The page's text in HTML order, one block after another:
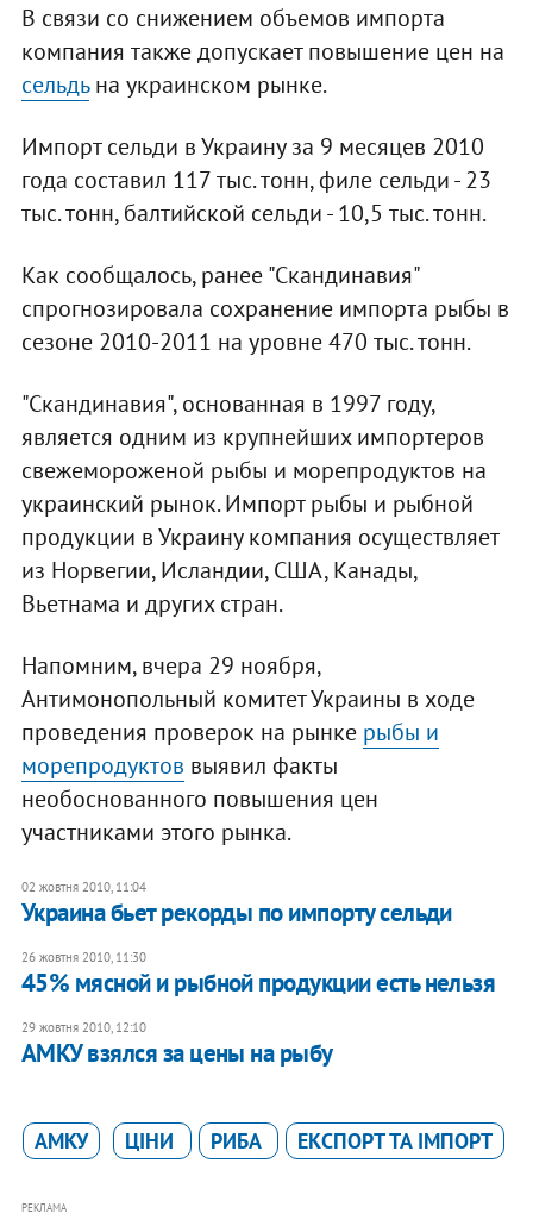
В связи со снижением объемов импорта
компания также допускает повышение цен на
сельдьна украинском рынке.
Импорт сельди в Украину за 9 месяцев 2010
года составил 117 тыс. тонн, филе сельди - 23
тыс. тонн, балтийской сельди - 10,5 тыс. тонн.
Как сообщалось, ранее "Скандинавия"
спрогнозировала сохранение импорта рыбы в
сезоне 2010-2011 на уровне 470 тыс. тонн.
"Скандинавия", основанная в 1997 году,
является одним из крупнейших импортеров
свежемороженой рыбы и морепродуктов на
украинский рынок. Импорт рыбы и рыбной
продукции в Украину компания осуществляет
из Норвегии, Исландии, США, Канады,
Вьетнама и других стран.
Напомним, вчера 29 ноября,
Антимонопольный комитет Украины в ходе
проведения проверок на рынке рыбы и
морепродуктов выявил факты
необоснованного повышения цен
участниками этого рынка.
02 жовтня 2010, 11:04
Украина бьет рекорды по импорту сельди
26 жовтня 2010, 11:30
45% мясной и рыбной продукции есть нельзя
29 жовтня 2010, 12:10
​АМКУ взялся за цены на рыбу
АМКУ ЦІНИ РИБА ЕКСПОРТ ТА ІМПОРТ
РЕКЛАМА